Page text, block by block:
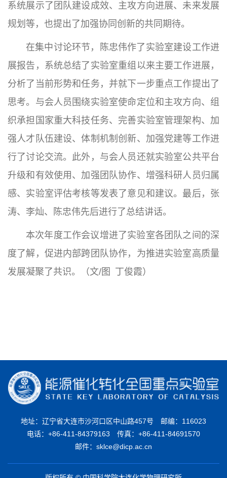
系统展示了团队建设成效、主攻方向进展、未来发展
规划等，也提出了加强协同创新的共同期待。
在集中讨论环节，陈忠伟作了实验室建设工作进
展报告，系统总结了实验室重组以来主要工作进展，
分析了当前形势和任务，并就下一步重点工作提出了
思考。与会人员围绕实验室使命定位和主攻方向、组
织承担国家重大科技任务、完善实验室管理架构、加
强人才队伍建设、体制机制创新、加强党建等工作进
行了讨论交流。此外，与会人员还就实验室公共平台
升级和有效使用、加强团队协作、增强科研人员归属
感、实验室评估考核等发表了意见和建议。最后，张
涛、李灿、陈忠伟先后进行了总结讲话。
本次年度工作会议增进了实验室各团队之间的深
度了解，促进内部跨团队协作，为推进实验室高质量
发展凝聚了共识。（文/图 丁俊霞）
地址：辽宁省大连市沙河口区中山路457号 邮编：116023
电话：+86-411-84379163 传真：+86-411-84691570
邮件：sklce@dicp.ac.cn